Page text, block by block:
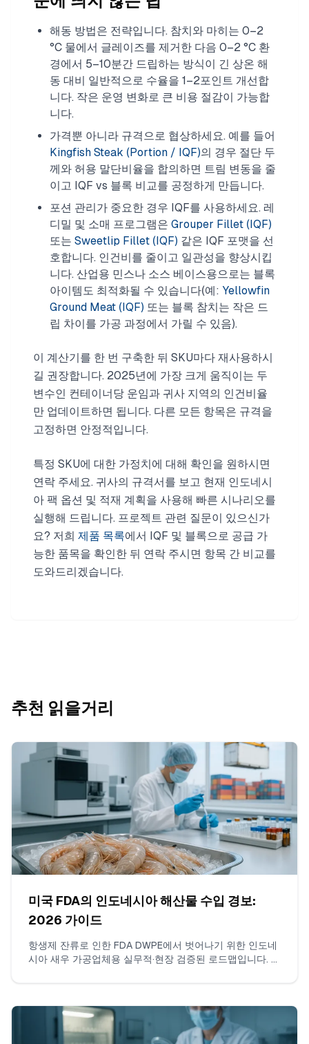
해동 방법은 전략입니다. 참치와 마히는 0–2
°C 물에서 글레이즈를 제거한 다음 0–2 °C 환
경에서 5–10분간 드립하는 방식이 긴 상온 해
동 대비 일반적으로 수율을 1–2포인트 개선합
니다. 작은 운영 변화로 큰 비용 절감이 가능합
니다.
가격뿐 아니라 규격으로 협상하세요. 예를 들어
Kingfish Steak (Portion / IQF)의 경우 절단 두
께와 허용 말단비율을 합의하면 트림 변동을 줄
이고 IQF vs 블록 비교를 공정하게 만듭니다.
포션 관리가 중요한 경우 IQF를 사용하세요. 레
디밀 및 소매 프로그램은 Grouper Fillet (IQF)
또는 Sweetlip Fillet (IQF) 같은 IQF 포맷을 선
호합니다. 인건비를 줄이고 일관성을 향상시킵
니다. 산업용 민스나 소스 베이스용으로는 블록
아이템도 최적화될 수 있습니다(예: Yellowfin
Ground Meat (IQF) 또는 블록 참치는 작은 드
립 차이를 가공 과정에서 가릴 수 있음).
이 계산기를 한 번 구축한 뒤 SKU마다 재사용하시
길 권장합니다. 2025년에 가장 크게 움직이는 두
변수인 컨테이너당 운임과 귀사 지역의 인건비율
만 업데이트하면 됩니다. 다른 모든 항목은 규격을
고정하면 안정적입니다.
특정 SKU에 대한 가정치에 대해 확인을 원하시면
연락 주세요. 귀사의 규격서를 보고 현재 인도네시
아 팩 옵션 및 적재 계획을 사용해 빠른 시나리오를
실행해 드립니다. 프로젝트 관련 질문이 있으신가
요? 저희 제품 목록에서 IQF 및 블록으로 공급 가
능한 품목을 확인한 뒤 연락 주시면 항목 간 비교를
도와드리겠습니다.
추천 읽을거리
미국 FDA의 인도네시아 해산물 수입 경보:
2026 가이드
항생제 잔류로 인한 FDA DWPE에서 벗어나기 위한 인도네
시아 새우 가공업체용 실무적·현장 검증된 로드맵입니다. 클